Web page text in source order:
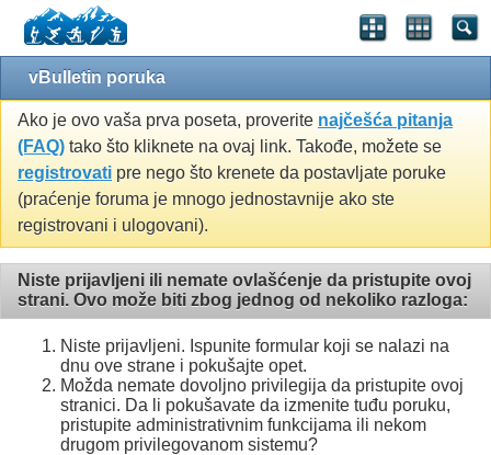
vBulletin poruka
Ako je ovo vaša prva poseta, proverite najčešća pitanja
(FAQ) tako što kliknete na ovaj link. Takođe, možete se
registrovati pre nego što krenete da postavljate poruke
(praćenje foruma je mnogo jednostavnije ako ste
registrovani i ulogovani).
Niste prijavljeni ili nemate ovlašćenje da pristupite ovoj
strani. Ovo može biti zbog jednog od nekoliko razloga:
Niste prijavljeni. Ispunite formular koji se nalazi na
dnu ove strane i pokušajte opet.
Možda nemate dovoljno privilegija da pristupite ovoj
stranici. Da li pokušavate da izmenite tuđu poruku,
pristupite administrativnim funkcijama ili nekom
drugom privilegovanom sistemu?